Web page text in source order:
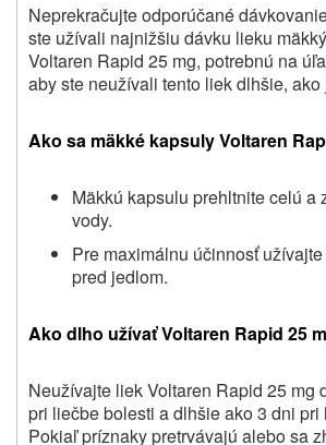
Neprekračujte odporúčané
ste užívali najnižšiu dávku lieku
Voltaren Rapid 25 mg, potrebnú na
aby ste neužívali tento liek dlhšie, ako
Ako sa mäkké kapsuly Voltaren
Mäkkú kapsulu prehltnite celú a
vody.
Pre maximálnu účinnosť
pred jedlom.
Ako dlho užívať Voltaren Rapid 25
Neužívajte liek Voltaren Rapid 25 mg
pri liečbe bolesti a dlhšie ako 3 dni pri
Pokiaľ príznaky pretrvávajú alebo sa